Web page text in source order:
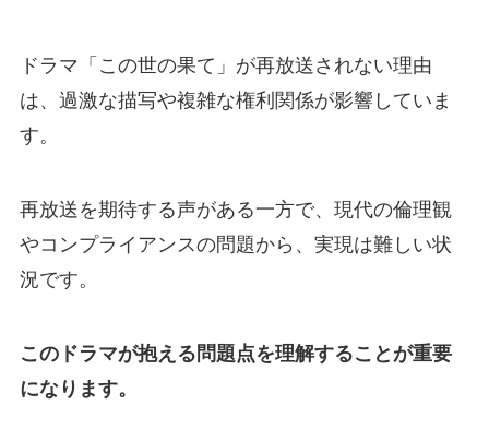
ドラマ「この世の果て」が再放送されない理由
は、過激な描写や複雑な権利関係が影響していま
す。
再放送を期待する声がある一方で、現代の倫理観
やコンプライアンスの問題から、実現は難しい状
況です。
このドラマが抱える問題点を理解することが重要
になります。